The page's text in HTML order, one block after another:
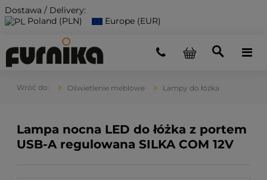
Dostawa / Delivery:
Poland (PLN)
Europe (EUR)
Oświetlenie meblowe Lampy do łóżka
Lampa nocna LED do łóżka z portem
USB-A regulowana SILKA COM 12V